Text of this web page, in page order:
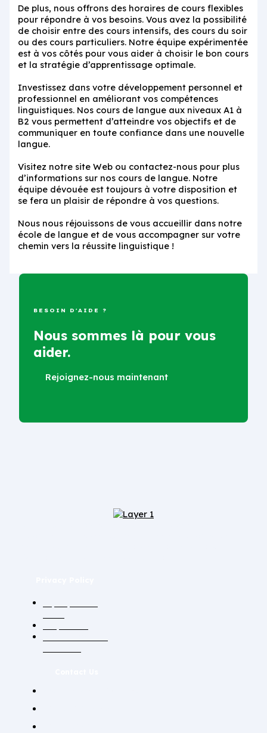
De plus, nous offrons des horaires de cours flexibles
pour répondre à vos besoins. Vous avez la possibilité
de choisir entre des cours intensifs, des cours du soir
ou des cours particuliers. Notre équipe expérimentée
est à vos côtés pour vous aider à choisir le bon cours
et la stratégie d’apprentissage optimale.
Investissez dans votre développement personnel et
professionnel en améliorant vos compétences
linguistiques. Nos cours de langue aux niveaux A1 à
B2 vous permettent d’atteindre vos objectifs et de
communiquer en toute confiance dans une nouvelle
langue.
Visitez notre site Web ou contactez-nous pour plus
d’informations sur nos cours de langue. Notre
équipe dévouée est toujours à votre disposition et
se fera un plaisir de répondre à vos questions.
Nous nous réjouissons de vous accueillir dans notre
école de langue et de vous accompagner sur votre
chemin vers la réussite linguistique !
BESOIN D'AIDE ?
Nous sommes là pour vous
aider.
Rejoignez-nous maintenant